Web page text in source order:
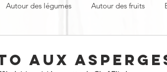
Autour des légumes Autour des fruits
AUX